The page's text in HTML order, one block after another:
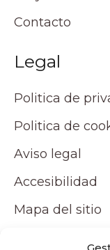
Contacto
Legal
Politica de
Politica de
Aviso legal
Accesibilidad
Mapa del sitio